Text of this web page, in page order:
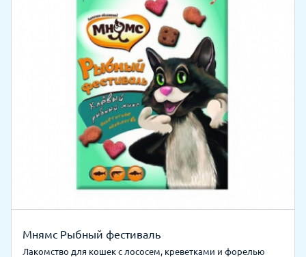
Мнямс Рыбный фестиваль
Лакомство для кошек с лососем, креветками и форелью